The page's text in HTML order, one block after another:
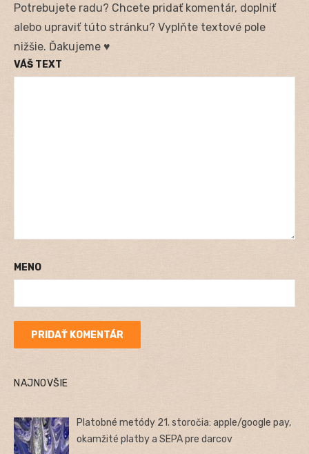
Potrebujete radu? Chcete pridať komentár, doplniť
alebo upraviť túto stránku? Vyplňte textové pole
nižšie. Ďakujeme ♥
VÁŠ TEXT
MENO
NAJNOVŠIE
Platobné metódy 21. storočia: apple/google pay,
okamžité platby a SEPA pre darcov